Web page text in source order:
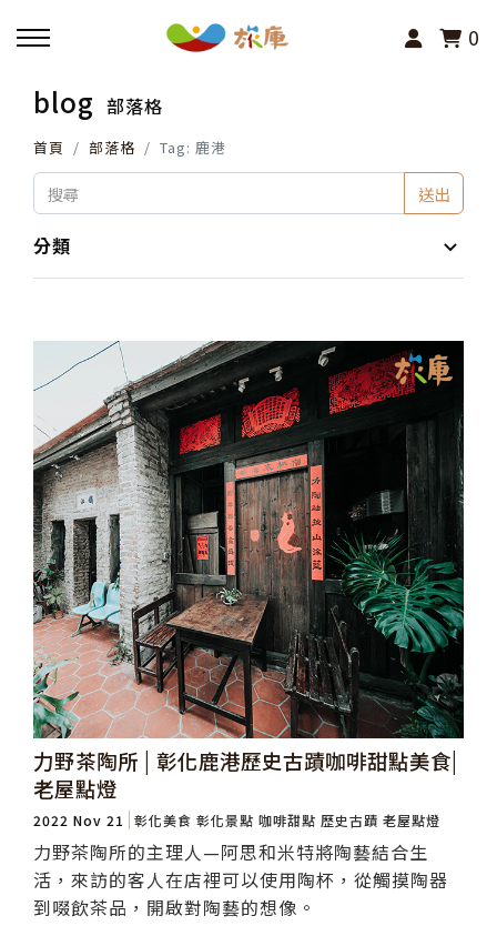
0
回主選單
活動報名
小旅行及主題導覽
其他活動
blog 部落格
首頁 部落格 Tag: 鹿港
送出
分類
力野茶陶所 | 彰化鹿港歷史古蹟咖啡甜點美食|
老屋點燈
2022 Nov 21 彰化美食 彰化景點 咖啡甜點 歷史古蹟 老屋點燈
力野茶陶所的主理人—阿思和米特將陶藝結合生
活，來訪的客人在店裡可以使用陶杯，從觸摸陶器
到啜飲茶品，開啟對陶藝的想像。